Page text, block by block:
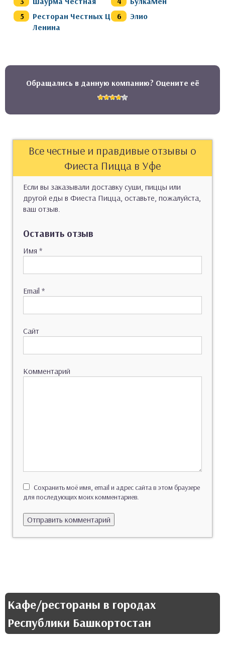
Ресторан Честных Цен
Ленина
Элио
Обращались в данную компанию? Оцените её
Все честные и правдивые отзывы о
Фиеста Пицца в Уфе
Если вы заказывали доставку суши, пиццы или
другой еды в Фиеста Пицца, оставьте, пожалуйста,
ваш отзыв.
Оставить отзыв
Имя *
Email *
Сайт
Комментарий
Сохранить моё имя, email и адрес сайта в этом браузере
для последующих моих комментариев.
Кафе/рестораны в городах
Республики Башкортостан